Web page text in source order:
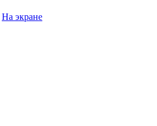
На экране